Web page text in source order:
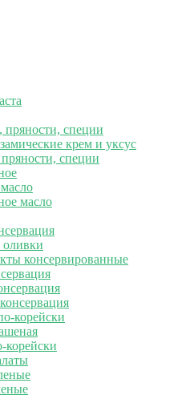
специи
крем и уксус
специи
масло
консервированные
корейски
корейски